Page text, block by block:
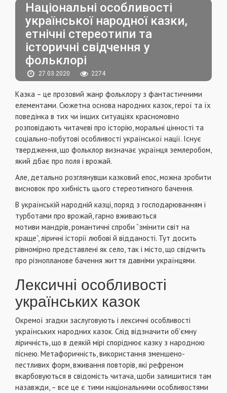
Національні особливості
української народної казки,
етнічні стереотипи та
історичні свідчення у
фольклорі
27.03.2020 2274
Казка – це прозовий жанр фольклору з фантастичними
елементами. Сюжетна основа народних казок, герої та їх
поведінка в тих чи інших ситуаціях красномовно
розповідають читачеві про історію, моральні цінності та
соціально-побутові особливості української нації. Існує
твердження, що фольклор визначає українця землеробом,
який дбає про поля і врожай.
Але, детально розглянувши казковий епос, можна зробити
висновок про хибність цього стереотипного бачення.
В українській народній казці, поряд з господарюванням і
турботами про врожай, гарно вживаються
мотиви мандрів, романтичні спроби “змінити світ на
краще”, ліричні історії любові й відданості. Тут досить
рівномірно представлені як село, так і місто, що свідчить
про різнопланове бачення життя давніми українцями.
Лексичні особливості
українських казок
Окремої згадки заслуговують і лексичні особливості
українських народних казок. Слід відзначити об’ємну
ліричність, що в деякій мірі споріднює казку з народною
піснею. Метафоричність, використання зменшено-
пестливих форм, вживання повторів, які рефреном
вкарбовуються в свідомість читача, щоби залишитися там
назавжди, – все це є тими національними особливостями